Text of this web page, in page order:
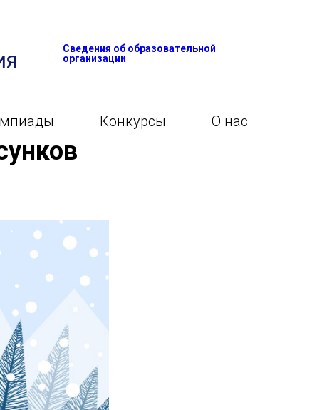
Сведения об образовательной
организации
Конкурсы О нас